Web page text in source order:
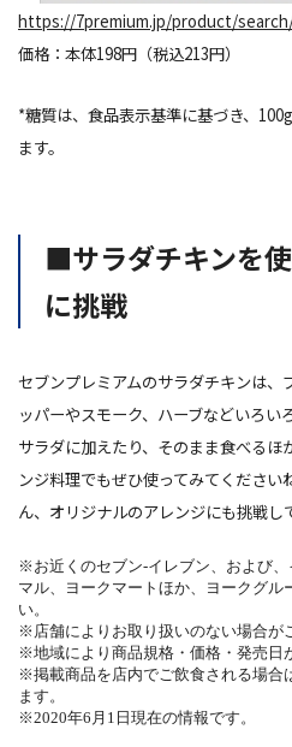
https://7premium.jp/product/
価格：本体198円（税込213円）
*糖質は、食品表示基準に基づき、
ます。
■サラダチキンを
に挑戦
セブンプレミアムのサラダチキンは
ッパーやスモーク、ハーブなどいろい
サラダに加えたり、そのまま食べる
ンジ料理でもぜひ使ってみてください
ん、オリジナルのアレンジにも挑戦し
※お近くのセブン‐イレブン、および
マル、ヨークマートほか、ヨークグル
い。
※店舗によりお取り扱いのない場合が
※地域により商品規格・価格・発売日
※掲載商品を店内でご飲食される場合
ます。
※2020年6月1日現在の情報です。